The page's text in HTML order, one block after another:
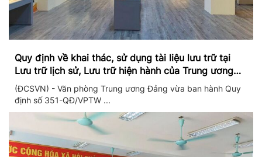
Quy định về khai thác, sử dụng tài liệu lưu trữ tại
Lưu trữ lịch sử, Lưu trữ hiện hành của Trung ương
Đảng và Văn phòng Trung ương Đảng
(ĐCSVN) - Văn phòng Trung ương Đảng vừa ban hành Quy
định số 351-QĐ/VPTW ...